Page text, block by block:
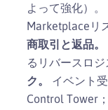
よって強化）。
Marketplaceリ
商取引と返品。
るリバースロジ
ク。
イベント
Control Tower